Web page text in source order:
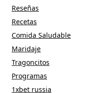
Reseñas
Recetas
Comida Saludable
Maridaje
Tragoncitos
Programas
1xbet russia